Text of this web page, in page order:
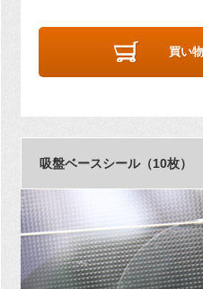
買い
吸盤ベースシール（10枚）